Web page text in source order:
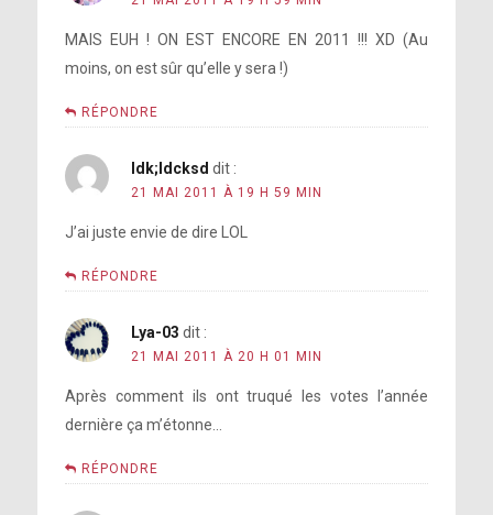
MAIS EUH ! ON EST ENCORE EN 2011 !!! XD (Au
moins, on est sûr qu’elle y sera !)
RÉPONDRE
ldk;ldcksd dit :
21 MAI 2011 À 19 H 59 MIN
J’ai juste envie de dire LOL
RÉPONDRE
Lya-03 dit :
21 MAI 2011 À 20 H 01 MIN
Après comment ils ont truqué les votes l’année
dernière ça m’étonne…
RÉPONDRE